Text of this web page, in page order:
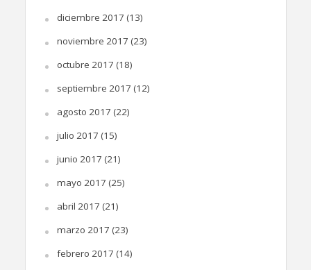
diciembre 2017 (13)
noviembre 2017 (23)
octubre 2017 (18)
septiembre 2017 (12)
agosto 2017 (22)
julio 2017 (15)
junio 2017 (21)
mayo 2017 (25)
abril 2017 (21)
marzo 2017 (23)
febrero 2017 (14)